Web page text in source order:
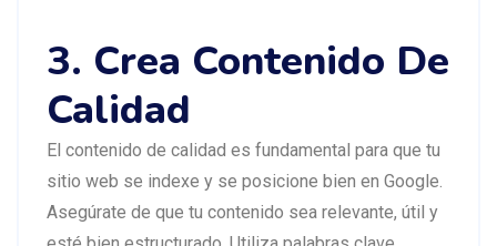
3. Crea Contenido De
Calidad
El contenido de calidad es fundamental para que tu
sitio web se indexe y se posicione bien en Google.
Asegúrate de que tu contenido sea relevante, útil y